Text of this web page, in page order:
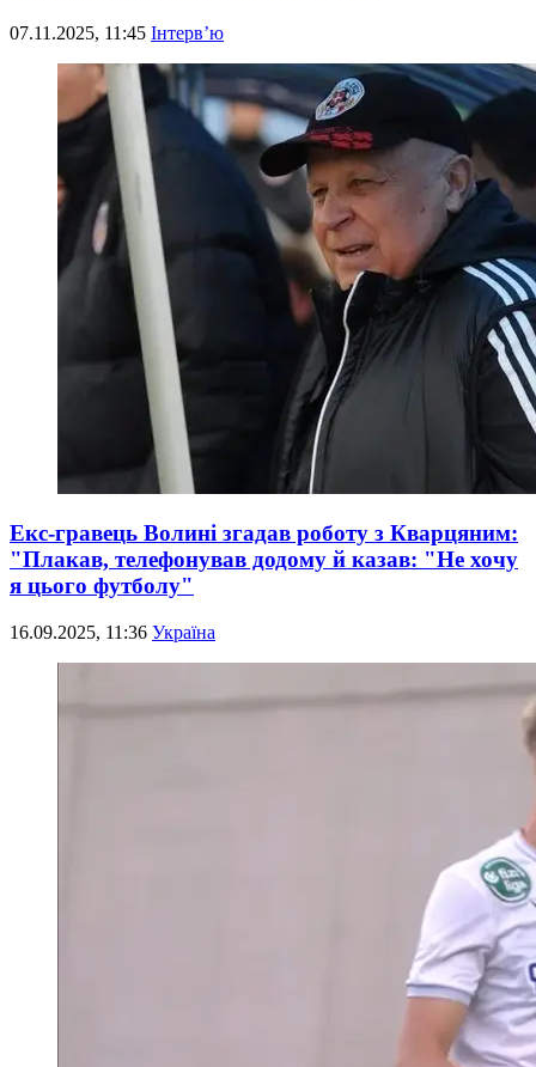
07.11.2025, 11:45 Інтерв’ю
Екс-гравець Волині згадав роботу з Кварцяним:
"Плакав, телефонував додому й казав: "Не хочу
я цього футболу"
16.09.2025, 11:36 Україна